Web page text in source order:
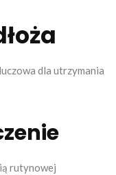
dla utrzymania
rutynowej